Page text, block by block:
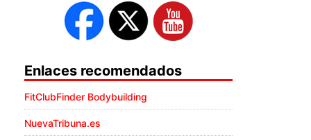
Enlaces recomendados
FitClubFinder Bodybuilding
NuevaTribuna.es